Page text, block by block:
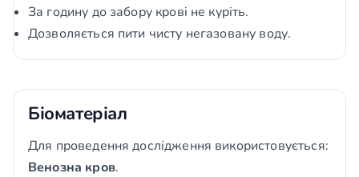
За годину до забору крові не куріть.
Дозволяється пити чисту негазовану воду.
Біоматеріал
Для проведення дослідження використовується:
Венозна кров.